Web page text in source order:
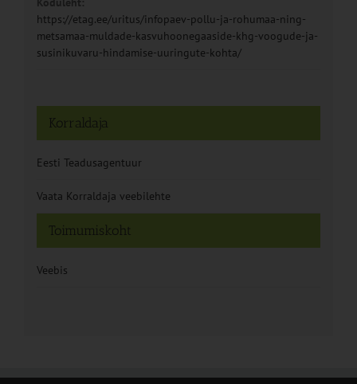
https://etag.ee/uritus/infopaev-pollu-ja-rohumaa-ning-
metsamaa-muldade-kasvuhoonegaaside-khg-voogude-ja-
susinikuvaru-hindamise-uuringute-kohta/
Toimumiskoht
Veebis
Korraldaja
Eesti Teadusagentuur
Vaata Korraldaja veebilehte